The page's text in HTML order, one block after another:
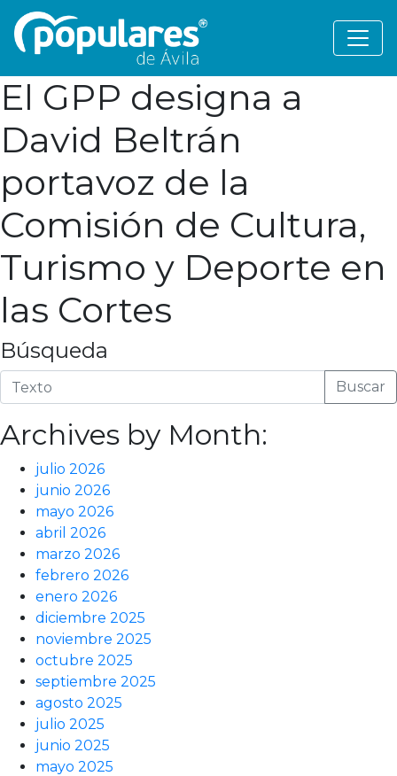
El GPP designa a
David Beltrán
portavoz de la
Comisión de Cultura,
Turismo y Deporte en
las Cortes
Búsqueda
Buscar
Archives by Month:
julio 2026
junio 2026
mayo 2026
abril 2026
marzo 2026
febrero 2026
enero 2026
diciembre 2025
noviembre 2025
octubre 2025
septiembre 2025
agosto 2025
julio 2025
junio 2025
mayo 2025